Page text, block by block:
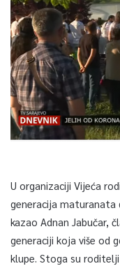
U organizaciji Vijeća
generacija maturanata
kazao Adnan Jabučar,
generaciji koja više od
klupe. Stoga su